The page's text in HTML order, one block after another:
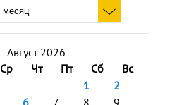
Август 2026
Ср Чт Пт Сб
Вс
1
2
6 7 8 9